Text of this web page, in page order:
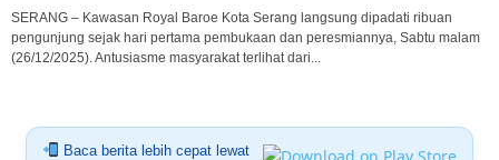
SERANG – Kawasan Royal Baroe Kota Serang langsung dipadati ribuan
pengunjung sejak hari pertama pembukaan dan peresmiannya, Sabtu malam
(26/12/2025). Antusiasme masyarakat terlihat dari...
Baca berita lebih cepat lewat